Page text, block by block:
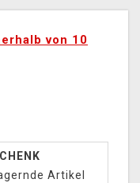
von 10
Artikel